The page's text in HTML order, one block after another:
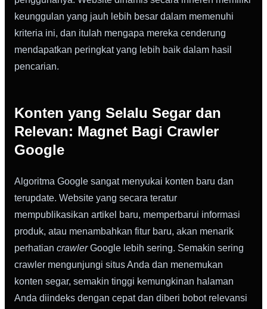
keunggulan yang jauh lebih besar dalam memenuhi
kriteria ini, dan itulah mengapa mereka cenderung
mendapatkan peringkat yang lebih baik dalam hasil
pencarian.
Konten yang Selalu Segar dan
Relevan: Magnet Bagi Crawler
Google
Algoritma Google sangat menyukai konten baru dan
terupdate. Website yang secara teratur
mempublikasikan artikel baru, memperbarui informasi
produk, atau menambahkan fitur baru, akan menarik
perhatian crawlerGoogle lebih sering. Semakin sering
crawler mengunjungi situs Anda dan menemukan
konten segar, semakin tinggi kemungkinan halaman
Anda diindeks dengan cepat dan diberi bobot relevansi